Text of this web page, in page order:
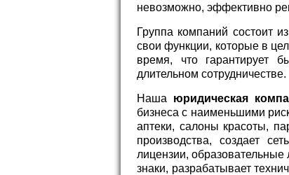
невозможно, эффективно
Группа компаний состоит
свои функции, которые в
время, что гарантирует
длительном сотрудничестве.
Наша юридическая
бизнеса с наименьшими
аптеки, салоны красоты,
производства, создает
лицензии, образовательные
знаки, разрабатывает